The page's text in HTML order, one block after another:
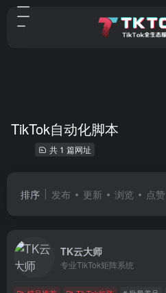
TikTok自动化脚本
共 1 篇网址
排序 发布 更新 浏览 点赞
TK云大师
专业TikTok矩阵系统